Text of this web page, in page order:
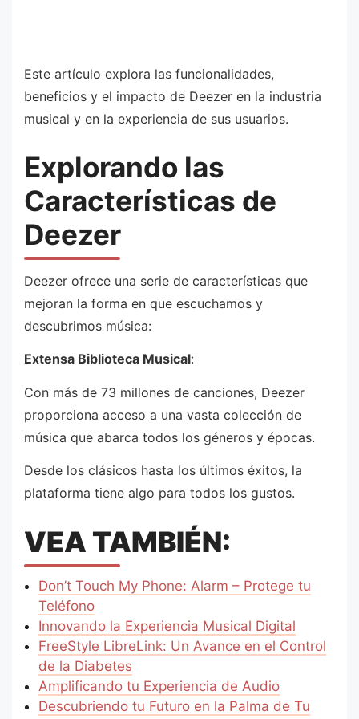
Este artículo explora las funcionalidades,
beneficios y el impacto de Deezer en la industria
musical y en la experiencia de sus usuarios.
Explorando las
Características de
Deezer
Deezer ofrece una serie de características que
mejoran la forma en que escuchamos y
descubrimos música:
Extensa Biblioteca Musical:
Con más de 73 millones de canciones, Deezer
proporciona acceso a una vasta colección de
música que abarca todos los géneros y épocas.
Desde los clásicos hasta los últimos éxitos, la
plataforma tiene algo para todos los gustos.
VEA TAMBIÉN:
Don’t Touch My Phone: Alarm – Protege tu
Teléfono
Innovando la Experiencia Musical Digital
FreeStyle LibreLink: Un Avance en el Control
de la Diabetes
Amplificando tu Experiencia de Audio
Descubriendo tu Futuro en la Palma de Tu